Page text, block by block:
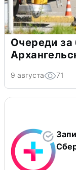
Очереди за
9 августа 71